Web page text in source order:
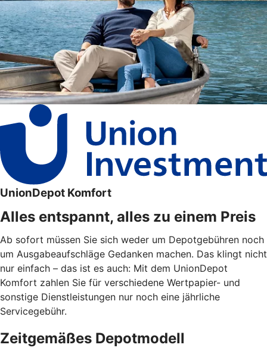
UnionDepot Komfort
Alles entspannt, alles zu einem Preis
Ab sofort müssen Sie sich weder um Depotgebühren noch
um Ausgabeaufschläge Gedanken machen. Das klingt nicht
nur einfach – das ist es auch: Mit dem UnionDepot
Komfort zahlen Sie für verschiedene Wertpapier- und
sonstige Dienstleistungen nur noch eine jährliche
Servicegebühr.
Zeitgemäßes Depotmodell